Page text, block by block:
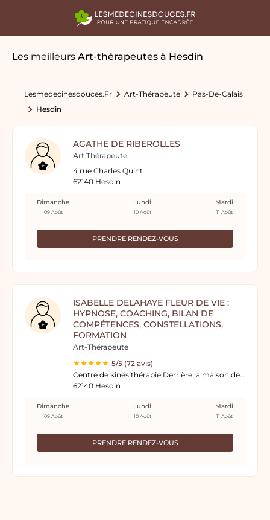
Les meilleurs Art-thérapeutes à Hesdin
Lesmedecinesdouces.fr Art-Thérapeute
Pas-De-Calais
Hesdin
AGATHE DE RIBEROLLES
Art Thérapeute
4 rue Charles Quint
62140 Hesdin
PRENDRE RENDEZ-VOUS
Dimanche
09 Août
Lundi
10 Août
Mardi
11 Août
ISABELLE DELAHAYE FLEUR DE VIE :
HYPNOSE, COACHING, BILAN DE
COMPÉTENCES, CONSTELLATIONS,
FORMATION
Art-Thérapeute
5/5 (72 avis)
Centre de kinésithérapie Derrière la maison de la solidarité
62140 Hesdin
PRENDRE RENDEZ-VOUS
Dimanche
09 Août
Lundi
10 Août
Mardi
11 Août